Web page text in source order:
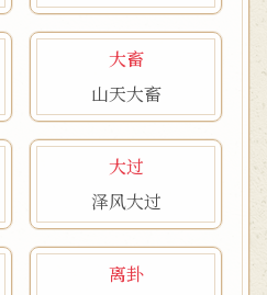
大畜
山天大畜
大过
泽风大过
离卦